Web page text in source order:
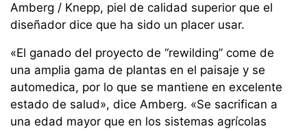
Amberg / Knepp, piel de calidad superior que el
diseñador dice que ha sido un placer usar.
«El ganado del proyecto de “rewilding” come de
una amplia gama de plantas en el paisaje y se
automedica, por lo que se mantiene en excelente
estado de salud», dice Amberg. «Se sacrifican a
una edad mayor que en los sistemas agrícolas